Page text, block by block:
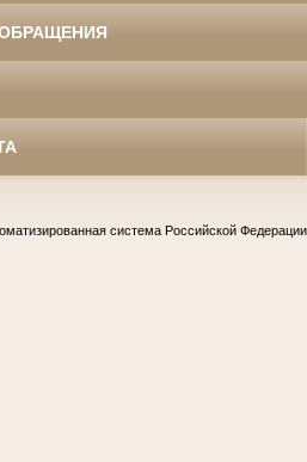
система Российской